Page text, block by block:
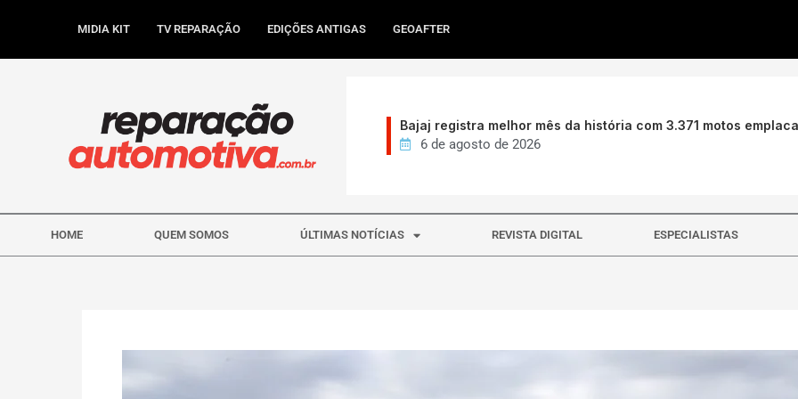
MIDIA KIT TV REPARAÇÃO EDIÇÕES ANTIGAS GEOAFTER
Bajaj registra melhor mês da história com 3.371 motos
6 de agosto de 2026
HOME QUEM SOMOS ÚLTIMAS NOTÍCIAS REVISTA DIGITAL ESPECIALISTAS